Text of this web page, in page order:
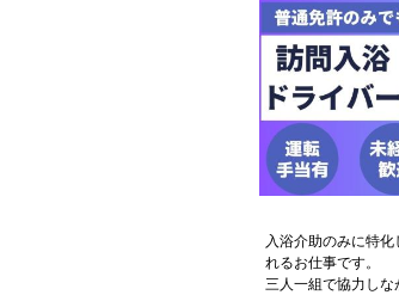
入浴介助のみに特
れるお仕事です。
三人一組で協力し